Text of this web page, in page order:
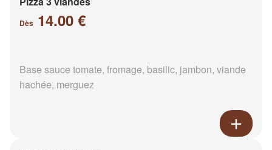
Dès 14.00 €
Base sauce tomate, fromage, basilic, jambon, viande
hachée, merguez